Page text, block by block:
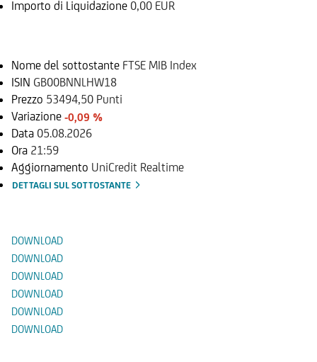
Importo di Liquidazione 0,00 EUR
Nome del sottostante FTSE MIB Index
ISIN GB00BNNLHW18
Prezzo 53494,50 Punti
Variazione -0,09 %
Data 05.08.2026
Ora 21:59
Aggiornamento UniCredit Realtime
DETTAGLI SUL SOTTOSTANTE
DOWNLOAD
DOWNLOAD
DOWNLOAD
DOWNLOAD
DOWNLOAD
DOWNLOAD